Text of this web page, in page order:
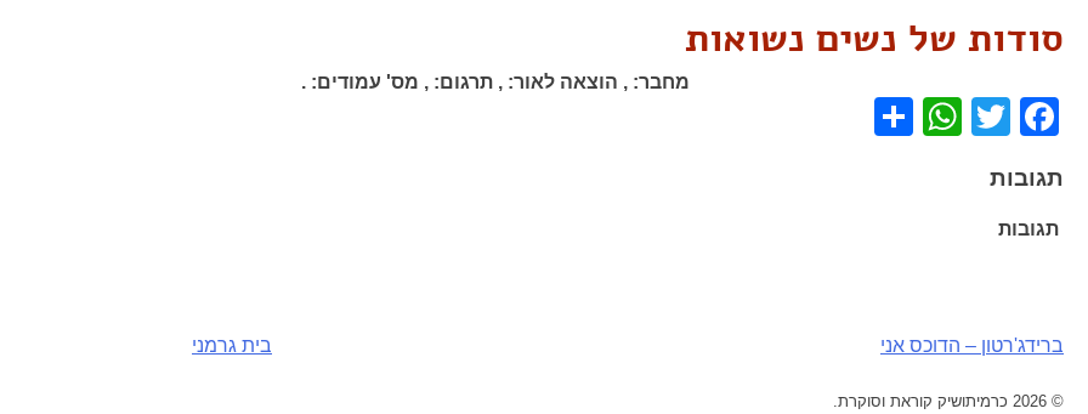
סודות של נשים נשואות
מחבר: , הוצאה לאור: , תרגום: , מס' עמודים: .
Facebook
Twitter
WhatsApp
תגובות
תגובות
ניווט בית גרמני ברידג'רטון – הדוכס אני
© 2026 כרמיתושיק קוראת וסוקרת.